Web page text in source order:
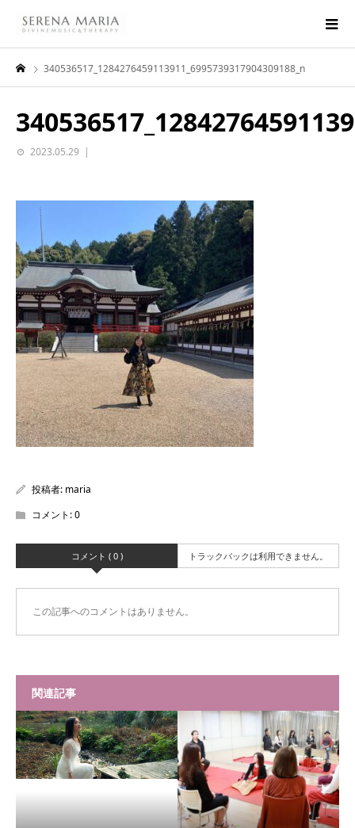
340536517_1284276459113911_6995739317904309188_n
2023.05.29
投稿者: maria
コメント:0
コメント ( 0 ) トラックバックは利用できません。
この記事へのコメントはありません。
関連記事